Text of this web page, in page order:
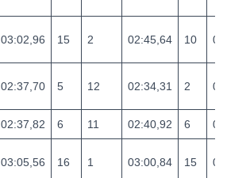
03:02,96 15 2 02:45,64 10
02:37,70 5 12 02:34,31 2
02:37,82 6 11 02:40,92 6
03:05,56 16 1 03:00,84 15